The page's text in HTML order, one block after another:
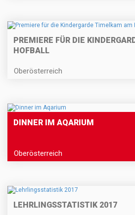
PREMIERE FÜR DIE
HOFBALL
Oberösterreich
DINNER IM AQARIUM
Oberösterreich
LEHRLINGSSTATISTIK 2017